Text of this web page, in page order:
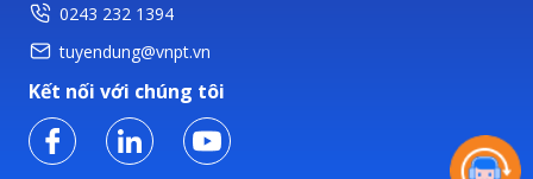
0243 232 1394
tuyendung@vnpt.vn
Kết nối với chúng tôi